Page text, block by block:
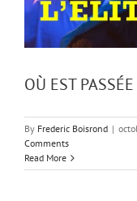
OÙ EST
By Frederic Boisrond |
Comments
Read More